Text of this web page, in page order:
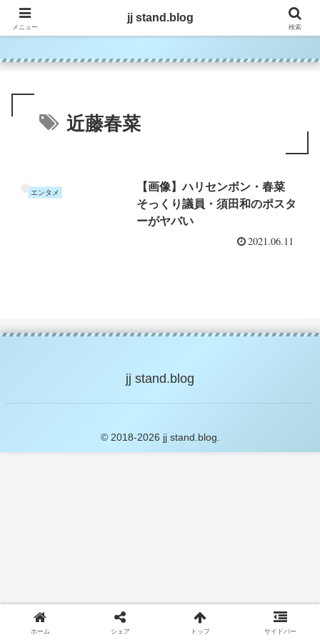
jj stand.blog
近藤春菜
エンタメ
【画像】ハリセンボン・春菜
そっくり議員・須田和のポスタ
ーがヤバい
2021.06.11
jj stand.blog
© 2018-2026 jj stand.blog.
メニュー
jj stand.blog
検索
ホーム シェア トップ サイドバー